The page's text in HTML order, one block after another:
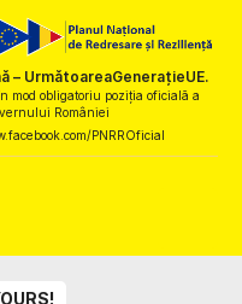
– UrmătoareaGenerațieUE.
mod obligatoriu poziția oficială a
României
PNRROficial